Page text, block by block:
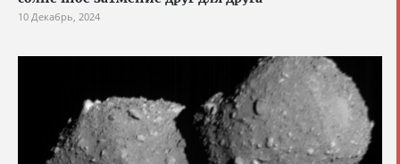
10 Декабрь, 2024